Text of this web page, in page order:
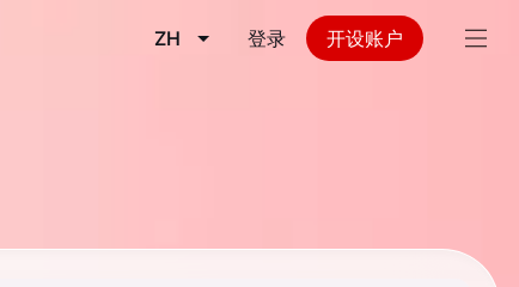
ZH 登录 开设账户